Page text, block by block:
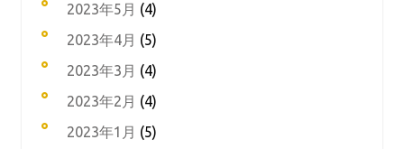
2023年5月 (4)
2023年4月 (5)
2023年3月 (4)
2023年2月 (4)
2023年1月 (5)